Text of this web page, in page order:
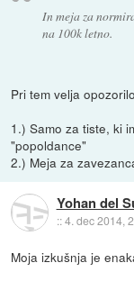
In meja za
na 100k letno.
Pri tem velja
1.) Samo za tiste, ki
"popoldance"
2.) Meja za
Yohan del
::4. dec 2014,
Moja izkušnja je